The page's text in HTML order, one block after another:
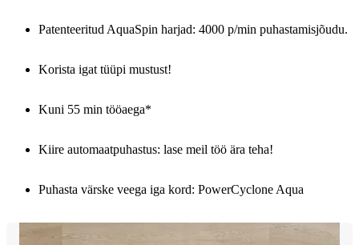
Patenteeritud AquaSpin harjad: 4000 p/min puhastamisjõudu.
Korista igat tüüpi mustust!
Kuni 55 min tööaega*
Kiire automaatpuhastus: lase meil töö ära teha!
Puhasta värske veega iga kord: PowerCyclone Aqua